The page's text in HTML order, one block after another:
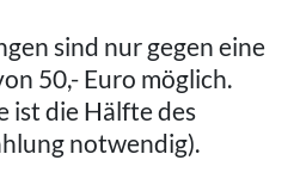
sind nur gegen eine
50,- Euro möglich.
ist die Hälfte des
notwendig).